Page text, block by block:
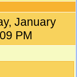
January
PM